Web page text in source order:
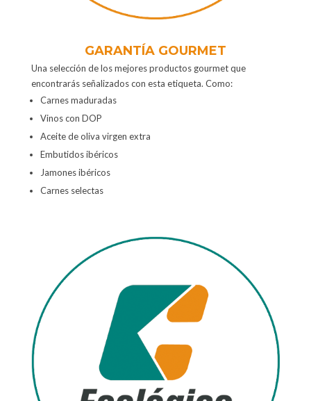
GARANTÍA GOURMET
Una selección de los mejores productos gourmet que
encontrarás señalizados con esta etiqueta. Como:
Carnes maduradas
Vinos con DOP
Aceite de oliva virgen extra
Embutidos ibéricos
Jamones ibéricos
Carnes selectas